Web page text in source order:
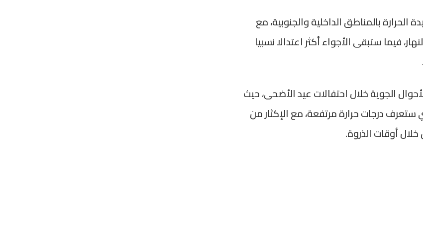
بالمناطق الداخلية والجنوبية، مع
فيما ستبقى الأجواء أكثر اعتدالا نسبيا
الجوية خلال احتفالات عيد الأضحى، حيث
ستعرف درجات حرارة مرتفعة، مع الإكثار من
أوقات الذروة.